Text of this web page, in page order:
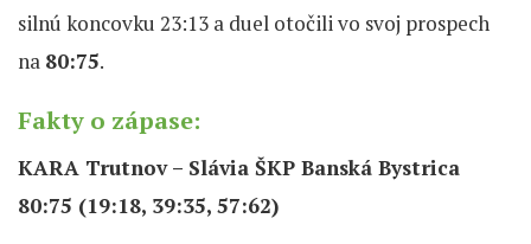
silnú koncovku 23:13 a duel otočili vo svoj prospech
na 80:75.
Fakty o zápase:
KARA Trutnov – Slávia ŠKP Banská Bystrica
80:75 (19:18, 39:35, 57:62)